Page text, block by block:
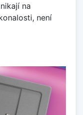
na
není